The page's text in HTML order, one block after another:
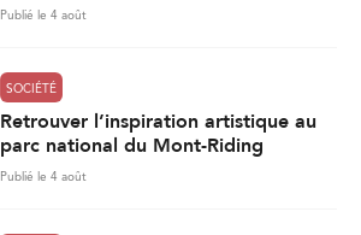
Publié le 4 août
SOCIÉTÉ
Retrouver l’inspiration artistique au
parc national du Mont-Riding
Publié le 4 août